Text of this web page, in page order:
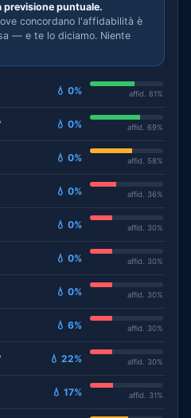
previsione puntuale.
concordano l'affidabilità è
— e te lo diciamo. Niente
💧 0% affid. 61%
💧 0% affid. 69%
💧 0% affid. 58%
💧 0% affid. 36%
💧 0% affid. 30%
💧 0% affid. 30%
💧 0% affid. 30%
💧 6% affid. 30%
💧 22% affid. 30%
💧 17% affid. 31%